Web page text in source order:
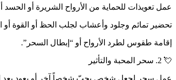
عمل تعويذات للحماية من الأرواح الشريرة أو الحسد
تحضير تمائم وجلود وأعشاب لجلب الحظ أو القوة أو
إقامة طقوس لطرد الأرواح أو “إبطال السحر”.
💘 2. سحر المحبة والتأثير
عمل سحر لجعل شخص يحبّ شخصاً آخر أو يعود بعد